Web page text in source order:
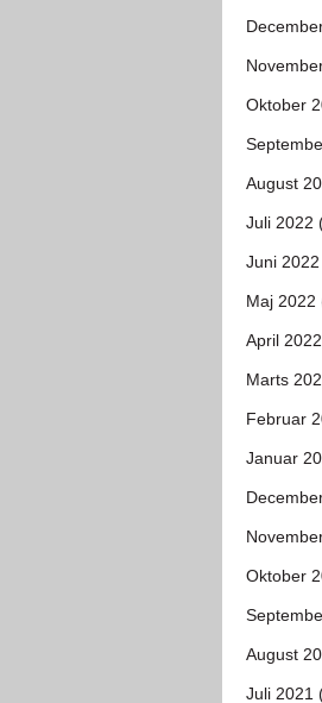
Oktober
August
Juli 2022
Juni
Maj 2022
April
Marts
Februar
Januar
Oktober
August
Juli 2021